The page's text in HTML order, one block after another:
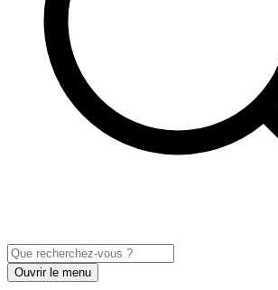
Ouvrir le menu